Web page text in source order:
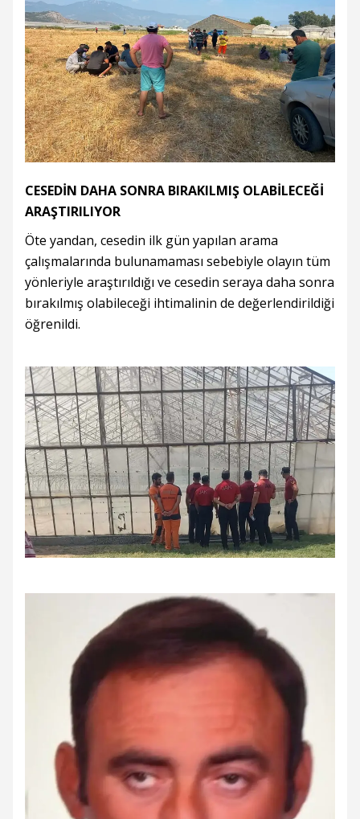
CESEDİN DAHA SONRA BIRAKILMIŞ OLABİLECEĞİ
ARAŞTIRILIYOR
Öte yandan, cesedin ilk gün yapılan arama
çalışmalarında bulunamaması sebebiyle olayın tüm
yönleriyle araştırıldığı ve cesedin seraya daha sonra
bırakılmış olabileceği ihtimalinin de değerlendirildiği
öğrenildi.